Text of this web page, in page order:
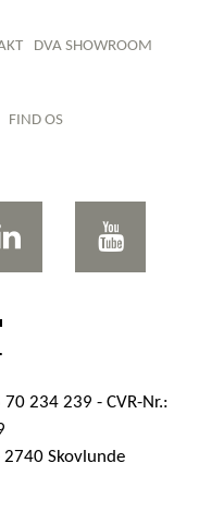
DVA SHOWROOM
FIND OS
70 234 239 - CVR-Nr.:
Skovlunde